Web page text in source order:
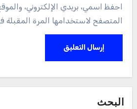
احفظ اسمي، بريدي الإلكتروني،
المتصفح لاستخدامها المرة المقبلة
البحث